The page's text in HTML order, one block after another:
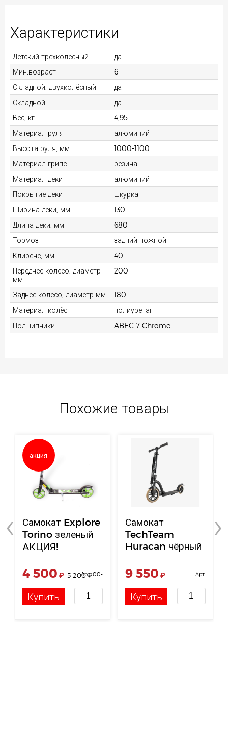
Характеристики
Детский трёхколёсный
да
Мин.возраст
6
Складной, двухколёсный
да
Складной
да
Вес, кг
4,95
Материал руля
алюминий
Высота руля, мм
1000-1100
Материал грипс
резина
Материал деки
алюминий
Покрытие деки
шкурка
Ширина деки, мм
130
Длина деки, мм
680
Тормоз
задний ножной
Клиренс, мм
40
Переднее колесо, диаметр
мм
200
Заднее колесо, диаметр мм
180
Материал колёс
полиуретан
Подшипники
ABEC 7 Chrome
Похожие товары
акция
Самокат Explore
Torino зеленый
АКЦИЯ!
4 500 ₽ 5 200₽
Арт. 00-
Купить
Самокат
TechTeam
Huracan чёрный
9 550 ₽
Арт.
Купить
‹ ›